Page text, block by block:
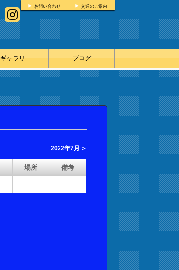
お問い合わせ 交通のご案内
ギャラリー ブログ
2022年7月 ＞
場所 備考